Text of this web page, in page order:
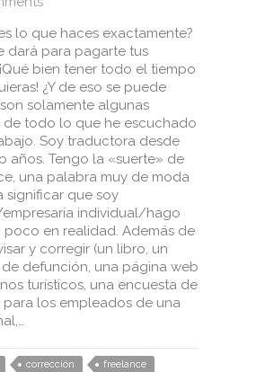
lo que haces exactamente?
dará para pagarte tus
bien tener todo el tiempo
¿Y de eso se puede
son solamente algunas
de todo lo que he escuchado
Soy traductora desde
años. Tengo la «suerte» de
una palabra muy de moda
significar que soy
individual/hago
en realidad. Además de
y corregir (un libro, un
defunción, una página web
turísticos, una encuesta de
los empleados de una
corrección freelance